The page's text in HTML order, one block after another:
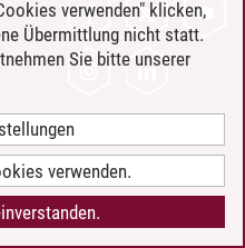
verwenden" klicken,
Übermittlung nicht statt.
Sie bitte unserer
verwenden.